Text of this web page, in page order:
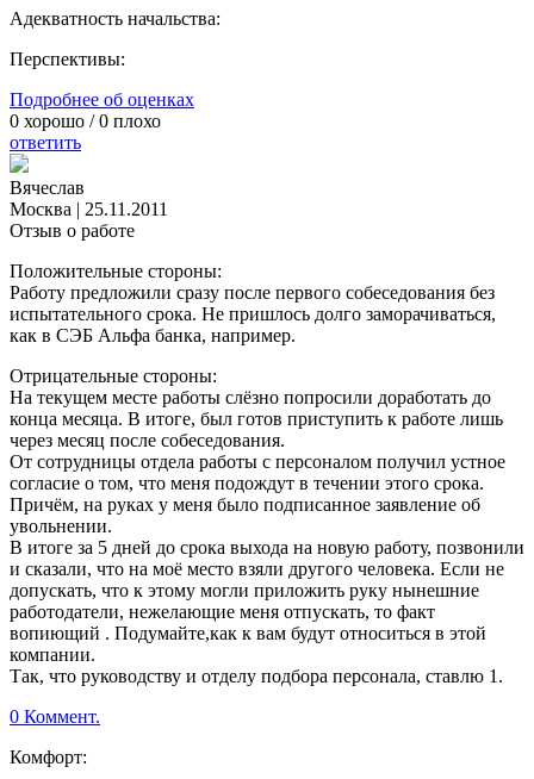
Адекватность начальства:
Перспективы:
Подробнее об оценках
0 хорошо /0 плохо
ответить
Вячеслав
Москва | 25.11.2011
Отзыв о работе
Положительные стороны:
Работу предложили сразу после первого собеседования без
испытательного срока. Не пришлось долго заморачиваться,
как в СЭБ Альфа банка, например.
Отрицательные стороны:
На текущем месте работы слёзно попросили доработать до
конца месяца. В итоге, был готов приступить к работе лишь
через месяц после собеседования.
От сотрудницы отдела работы с персоналом получил устное
согласие о том, что меня подождут в течении этого срока.
Причём, на руках у меня было подписанное заявление об
увольнении.
В итоге за 5 дней до срока выхода на новую работу, позвонили
и сказали, что на моё место взяли другого человека. Если не
допускать, что к этому могли приложить руку нынешние
работодатели, нежелающие меня отпускать, то факт
вопиющий . Подумайте,как к вам будут относиться в этой
компании.
Так, что руководству и отделу подбора персонала, ставлю 1.
0 Коммент.
Комфорт: